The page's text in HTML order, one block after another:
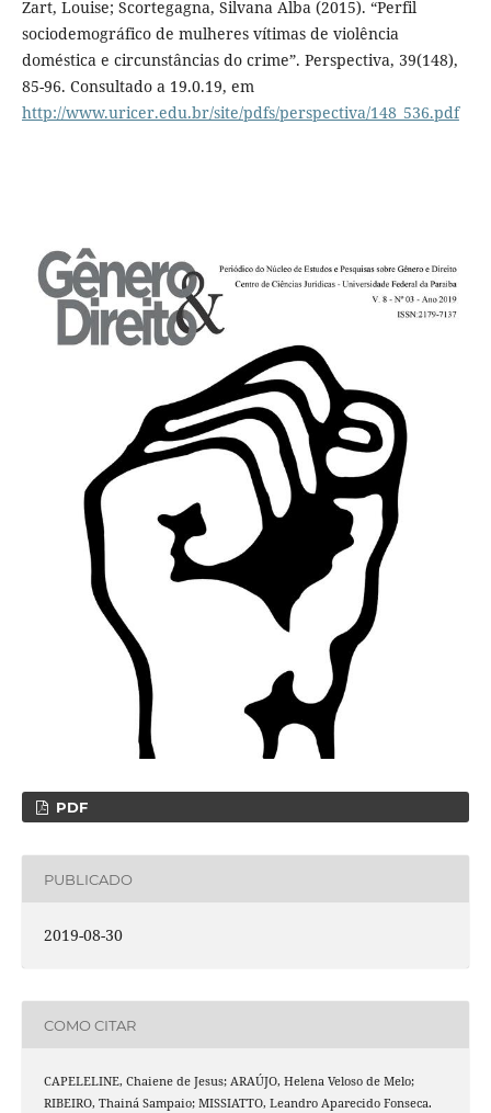
Zart, Louise; Scortegagna, Silvana Alba (2015). “Perfil
sociodemográfico de mulheres vítimas de violência
doméstica e circunstâncias do crime”. Perspectiva, 39(148),
85-96. Consultado a 19.0.19, em
http://www.uricer.edu.br/site/pdfs/perspectiva/148_536.pdf
PDF
PUBLICADO
2019-08-30
COMO CITAR
CAPELELINE, Chaiene de Jesus; ARAÚJO, Helena Veloso de Melo;
RIBEIRO, Thainá Sampaio; MISSIATTO, Leandro Aparecido Fonseca.